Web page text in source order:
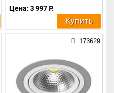
Цена: 3 997 Р.
Купить
173629